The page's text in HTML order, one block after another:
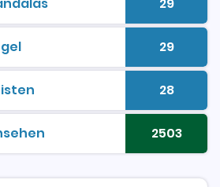
malvorlagen zum ausdruckenAnzahl
malvorlagen zum ausdruckenAnzahl
29
malvorlagen zum ausdruckenAnzahl
28
malvorlagen zum ausdruckenAnzahl
2503